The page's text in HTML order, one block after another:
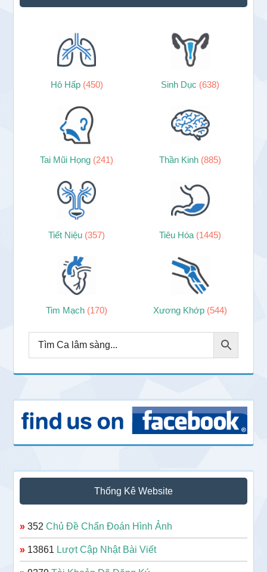
Hô Hấp (450) Sinh Dục (638)
Tai Mũi Họng (241) Thần Kinh (885)
Tiết Niệu (357) Tiêu Hóa (1445)
Tim Mạch (170) Xương Khớp (544)
Thống Kê Website
» 352Chủ Đề Chẩn Đoán Hình Ảnh
» 13861 Lượt Cập Nhật Bài Viết